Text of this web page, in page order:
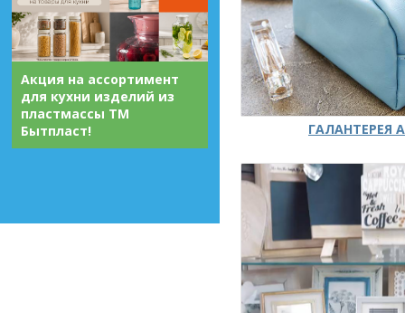
Акция на ассортимент
для кухни изделий из
пластмассы ТМ
Бытпласт!
ГАЛАНТЕРЕЯ